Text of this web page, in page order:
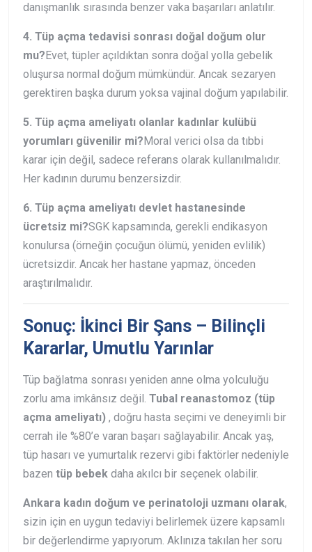
danışmanlık sırasında benzer vaka başarıları anlatılır.
4. Tüp açma tedavisi sonrası doğal doğum olur
mu? Evet, tüpler açıldıktan sonra doğal yolla gebelik
oluşursa normal doğum mümkündür. Ancak sezaryen
gerektiren başka durum yoksa vajinal doğum yapılabilir.
5. Tüp açma ameliyatı olanlar kadınlar kulübü
yorumları güvenilir mi? Moral verici olsa da tıbbi
karar için değil, sadece referans olarak kullanılmalıdır.
Her kadının durumu benzersizdir.
6. Tüp açma ameliyatı devlet hastanesinde
ücretsiz mi?SGK kapsamında, gerekli endikasyon
konulursa (örneğin çocuğun ölümü, yeniden evlilik)
ücretsizdir. Ancak her hastane yapmaz, önceden
araştırılmalıdır.
Sonuç: İkinci Bir Şans – Bilinçli
Kararlar, Umutlu Yarınlar
Tüp bağlatma sonrası yeniden anne olma yolculuğu
zorlu ama imkânsız değil. Tubal reanastomoz (tüp
açma ameliyatı) , doğru hasta seçimi ve deneyimli bir
cerrah ile %80’e varan başarı sağlayabilir. Ancak yaş,
tüp hasarı ve yumurtalık rezervi gibi faktörler nedeniyle
bazen tüp bebek daha akılcı bir seçenek olabilir.
Ankara kadın doğum ve perinatoloji uzmanı olarak,
sizin için en uygun tedaviyi belirlemek üzere kapsamlı
bir değerlendirme yapıyorum. Aklınıza takılan her soru